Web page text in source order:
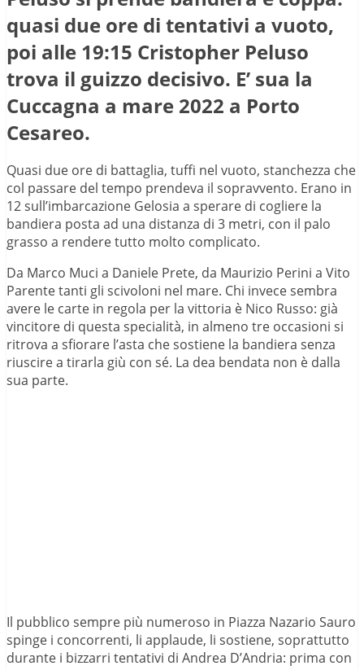
quasi due ore di tentativi a vuoto,
poi alle 19:15 Cristopher Peluso
trova il guizzo decisivo. E’ sua la
Cuccagna a mare 2022 a Porto
Cesareo.
Quasi due ore di battaglia, tuffi nel vuoto, stanchezza che
col passare del tempo prendeva il sopravvento. Erano in
12 sull’imbarcazione Gelosia a sperare di cogliere la
bandiera posta ad una distanza di 3 metri, con il palo
grasso a rendere tutto molto complicato.
Da Marco Muci a Daniele Prete, da Maurizio Perini a Vito
Parente tanti gli scivoloni nel mare. Chi invece sembra
avere le carte in regola per la vittoria è Nico Russo: già
vincitore di questa specialità, in almeno tre occasioni si
ritrova a sfiorare l’asta che sostiene la bandiera senza
riuscire a tirarla giù con sé. La dea bendata non è dalla
sua parte.
Il pubblico sempre più numeroso in Piazza Nazario Sauro
spinge i concorrenti, li applaude, li sostiene, soprattutto
durante i bizzarri tentativi di Andrea D’Andria: prima con